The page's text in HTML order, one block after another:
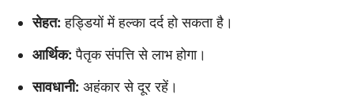
सेहत: हड्डियों में हल्का दर्द हो सकता है।
आर्थिक: पैतृक संपत्ति से लाभ होगा।
सावधानी: अहंकार से दूर रहें।